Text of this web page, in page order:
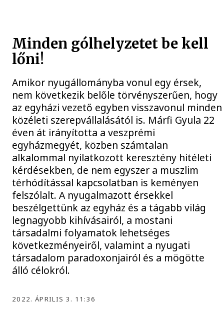
Minden gólhelyzetet be kell
lőni!
Amikor nyugállományba vonul egy érsek,
nem következik belőle törvényszerűen, hogy
az egyházi vezető egyben visszavonul minden
közéleti szerepvállalásától is. Márfi Gyula 22
éven át irányította a veszprémi
egyházmegyét, közben számtalan
alkalommal nyilatkozott keresztény hitéleti
kérdésekben, de nem egyszer a muszlim
térhódítással kapcsolatban is keményen
felszólalt. A nyugalmazott érsekkel
beszélgettünk az egyház és a tágabb világ
legnagyobb kihívásairól, a mostani
társadalmi folyamatok lehetséges
következményeiről, valamint a nyugati
társadalom paradoxonjairól és a mögötte
álló célokról.
2022. ÁPRILIS 3. 11:36